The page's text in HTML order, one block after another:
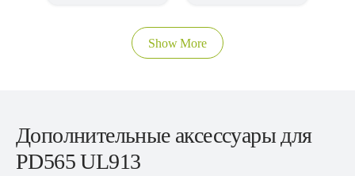
Show More
Дополнительные аксессуары для
PD565 UL913